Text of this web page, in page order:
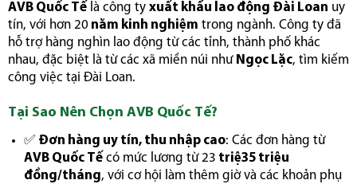
AVB Quốc Tế là công ty xuất khẩu lao động Đài Loan uy
tín, với hơn 20 năm kinh nghiệm trong ngành. Công ty đã
hỗ trợ hàng nghìn lao động từ các tỉnh, thành phố khác
nhau, đặc biệt là từ các xã miền núi như Ngọc Lặc, tìm kiếm
công việc tại Đài Loan.
Tại Sao Nên Chọn AVB Quốc Tế?
✅ Đơn hàng uy tín, thu nhập cao: Các đơn hàng từ
AVB Quốc Tế có mức lương từ 23 triệ35 triệu
đồng/tháng, với cơ hội làm thêm giờ và các khoản phụ